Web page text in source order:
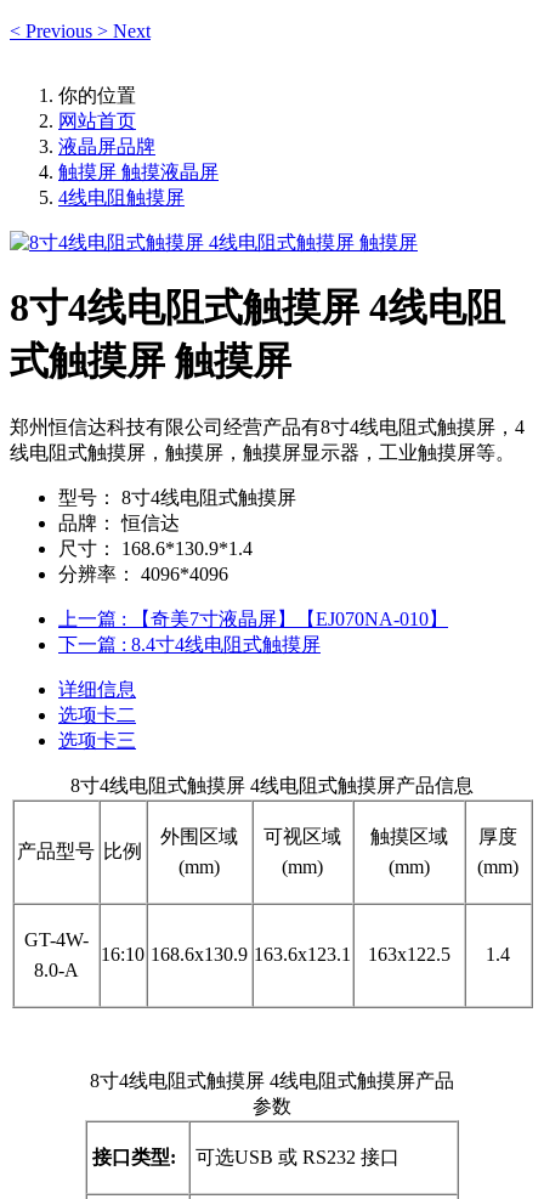
< Previous > Next
你的位置
网站首页
液晶屏品牌
触摸屏 触摸液晶屏
4线电阻触摸屏
8寸4线电阻式触摸屏 4线电阻
式触摸屏 触摸屏
郑州恒信达科技有限公司经营产品有8寸4线电阻式触摸屏，4
线电阻式触摸屏，触摸屏，触摸屏显示器，工业触摸屏等。
型号：
8寸4线电阻式触摸屏
品牌： 恒信达
尺寸：
168.6*130.9*1.4
分辨率：
4096*4096
上一篇 : 【奇美7寸液晶屏】【EJ070NA-010】
下一篇 : 8.4寸4线电阻式触摸屏
详细信息
选项卡二
选项卡三
8寸4线电阻式触摸屏 4线电阻式触摸屏产品信息
产品型号 比例
外围区域
(mm)
可视区域
(mm)
触摸区域
(mm)
厚度
(mm)
GT-4W-
8.0-A
16:10 168.6x130.9 163.6x123.1 163x122.5 1.4
8寸4线电阻式触摸屏 4线电阻式触摸屏产品
参数
接口类型: 可选USB或 RS232接口